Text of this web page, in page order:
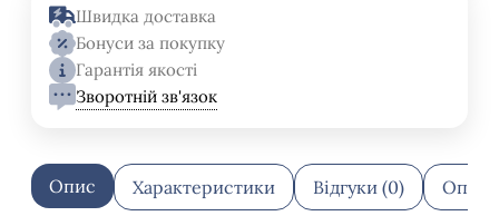
Швидка доставка
Бонуси за покупку
Гарантія якості
Зворотній зв'язок
Опис Характеристики Відгуки (0)